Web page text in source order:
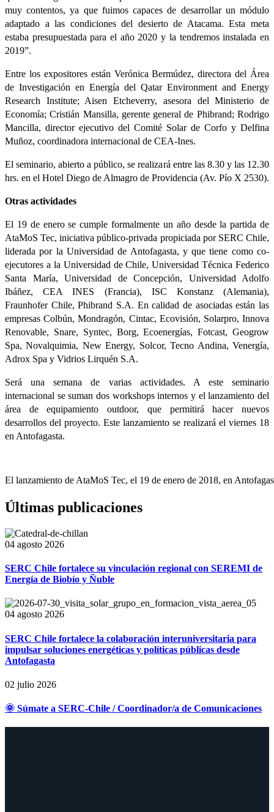
muy contentos, ya que fuimos capaces de desarrollar un módulo
adaptado a las condiciones del desierto de Atacama. Esta meta
estaba presupuestada para el año 2020 y la tendremos instalada en
2019”.
Entre los expositores están Verónica Bermúdez, directora del Área
de Investigación en Energía del Qatar Environment and Energy
Research Institute; Aisen Etcheverry, asesora del Ministerio de
Economía; Cristián Mansilla, gerente general de Phibrand; Rodrigo
Mancilla, director ejecutivo del Comité Solar de Corfo y Delfina
Muñoz, coordinadora internacional de CEA-Ines.
El seminario, abierto a público, se realizará entre las 8.30 y las 12.30
hrs. en el Hotel Diego de Almagro de Providencia (Av. Pío X 2530).
Otras actividades
El 19 de enero se cumple formalmente un año desde la partida de
AtaMoS Tec, iniciativa público-privada propiciada por SERC Chile,
liderada por la Universidad de Antofagasta, y que tiene como co-
ejecutores a la Universidad de Chile, Universidad Técnica Federico
Santa María, Universidad de Concepción, Universidad Adolfo
Ibáñez, CEA INES (Francia), ISC Konstanz (Alemania),
Fraunhofer Chile, Phibrand S.A. En calidad de asociadas están las
empresas Colbún, Mondragón, Cintac, Ecovisión, Solarpro, Innova
Renovable, Snare, Syntec, Borg, Ecoenergías, Fotcast, Geogrow
Spa, Novalquimia, New Energy, Solcor, Tecno Andina, Venergía,
Adrox Spa y Vidrios Lirquén S.A.
Será una semana de varias actividades. A este seminario
internacional se suman dos workshops internos y el lanzamiento del
área de equipamiento outdoor, que permitirá hacer nuevos
desarrollos del proyecto. Este lanzamiento se realizará el viernes 18
en Antofagasta.
El lanzamiento de AtaMoS Tec, el 19 de enero de 2018, en
Últimas publicaciones
04 agosto 2026
SERC Chile fortalece su vinculación regional con SEREMI de
Energía de Biobío y Ñuble
04 agosto 2026
SERC Chile fortalece la colaboración interuniversitaria para
impulsar soluciones energéticas y políticas públicas desde
Antofagasta
02 julio 2026
🌞 Súmate a SERC-Chile / Coordinador/a de Comunicaciones